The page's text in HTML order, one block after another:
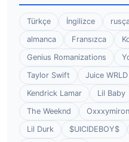
Türkçe İngilizce
almanca
Fransızca
Genius Romanizations
Taylor Swift
Juice WRLD
Kendrick Lamar
Lil Baby
The Weeknd
Oxxxymiron
Lil Durk
$UICIDEBOY$